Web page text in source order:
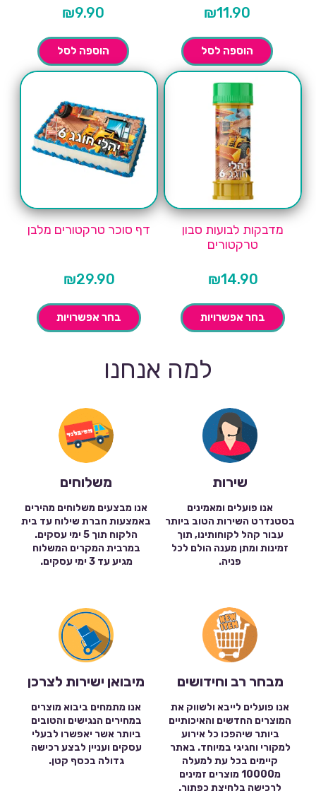
₪11.90
הוספה לסל
₪9.90
הוספה לסל
מדבקות לבועות סבון
טרקטורים
₪14.90
בחר אפשרויות
דף סוכר טרקטורים מלבן
₪29.90
בחר אפשרויות
למה אנחנו
שירות
אנו פועלים ומאמינים
בסטנדרט השירות הטוב ביותר
עבור קהל לקוחותינו, תוך
זמינות ומתן מענה הולם לכל
פניה.
משלוחים
אנו מבצעים משלוחים מהירים
באמצעות חברת שילוח עד בית
הלקוח תוך 5 ימי עסקים.
במרבית המקרים המשלוח
מגיע עד 3 ימי עסקים.
מבחר רב וחידושים
אנו פועלים לייבא ולשווק את
המוצרים החדשים והאיכותיים
ביותר שיהפכו כל אירוע
למקורי וחגיגי במיוחד. באתר
קיימים בכל עת למעלה
מ10000 מוצרים זמינים
לרכישה בלחיצת כפתור.
מיבואן ישירות לצרכן
אנו מתמחים ביבוא מוצרים
במחירים הנגישים והטובים
ביותר אשר יאפשרו לבעלי
עסקים ועניין לבצע רכישה
גדולה בכסף קטן.